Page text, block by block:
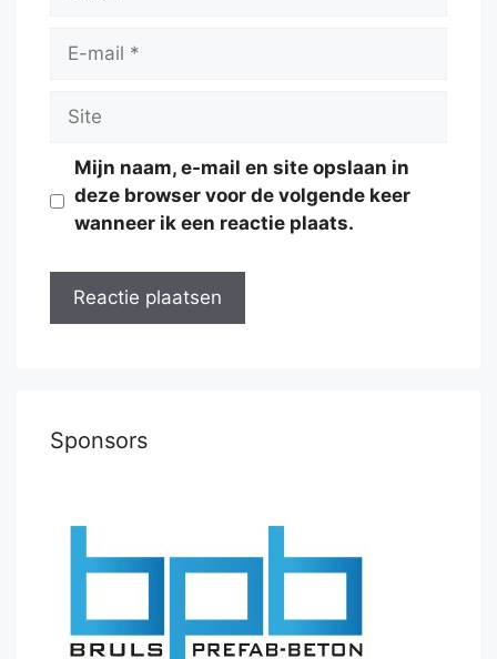
Site
Mijn naam, e-mail en site opslaan in
deze browser voor de volgende keer
wanneer ik een reactie plaats.
Sponsors